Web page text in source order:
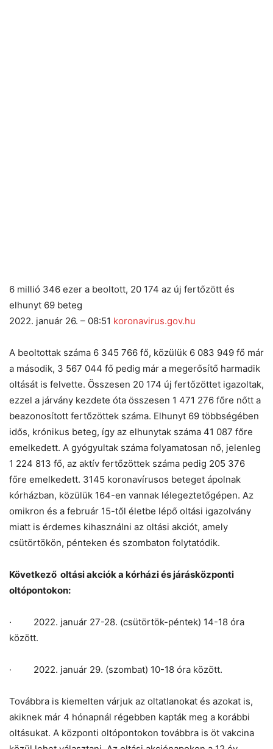
6 millió 346 ezer a beoltott, 20 174 az új fertőzött és
elhunyt 69 beteg
2022. január 26. – 08:51 koronavirus.gov.hu
A beoltottak száma 6 345 766 fő, közülük 6 083 949 fő már
a második, 3 567 044 fő pedig már a megerősítő harmadik
oltását is felvette. Összesen 20 174 új fertőzöttet igazoltak,
ezzel a járvány kezdete óta összesen 1 471 276 főre nőtt a
beazonosított fertőzöttek száma. Elhunyt 69 többségében
idős, krónikus beteg, így az elhunytak száma 41 087 főre
emelkedett. A gyógyultak száma folyamatosan nő, jelenleg
1 224 813 fő, az aktív fertőzöttek száma pedig 205 376
főre emelkedett. 3145 koronavírusos beteget ápolnak
kórházban, közülük 164-en vannak lélegeztetőgépen. Az
omikron és a február 15-től életbe lépő oltási igazolvány
miatt is érdemes kihasználni az oltási akciót, amely
csütörtökön, pénteken és szombaton folytatódik.
Következő oltási akciók a kórházi és járásközponti
oltópontokon:
· 2022. január 27-28. (csütörtök-péntek) 14-18 óra
között.
· 2022. január 29. (szombat) 10-18 óra között.
Továbbra is kiemelten várjuk az oltatlanokat és azokat is,
akiknek már 4 hónapnál régebben kapták meg a korábbi
oltásukat. A központi oltópontokon továbbra is öt vakcina